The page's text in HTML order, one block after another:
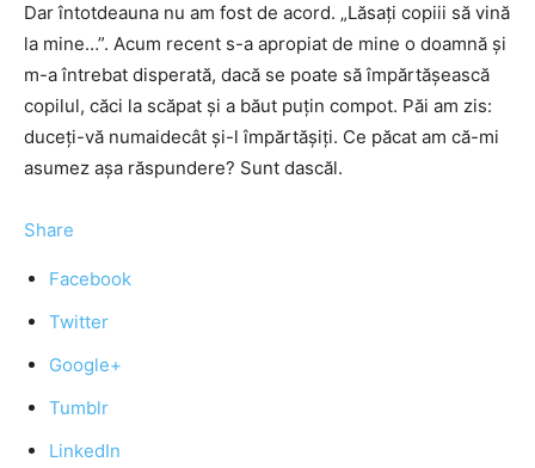
Dar întotdeauna nu am fost de acord. „Lăsați copiii să vină
la mine…”. Acum recent s-a apropiat de mine o doamnă și
m-a întrebat disperată, dacă se poate să împărtășească
copilul, căci la scăpat și a băut puțin compot. Păi am zis:
duceți-vă numaidecât și-l împărtășiți. Ce păcat am că-mi
asumez așa răspundere? Sunt dascăl.
Share
Facebook
Twitter
Google+
Tumblr
LinkedIn